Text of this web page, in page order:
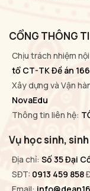
CỔNG THÔNG
Chịu trách nhiệm
tổ CT-TK Đề án
Xây dựng và Vận
NovaEdu
Thông tin liên hệ:
Vụ học sinh,
Địa chỉ: Số 35 Đại
SĐT: 0913 459 858